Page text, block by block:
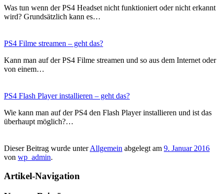
Was tun wenn der PS4 Headset nicht funktioniert oder nicht erkannt
wird? Grundsätzlich kann es…
PS4 Filme streamen – geht das?
Kann man auf der PS4 Filme streamen und so aus dem Internet oder
von einem…
PS4 Flash Player installieren – geht das?
Wie kann man auf der PS4 den Flash Player installieren und ist das
überhaupt möglich?…
Dieser Beitrag wurde unterAllgemein abgelegt am 9. Januar 2016
von wp_admin.
Artikel-Navigation